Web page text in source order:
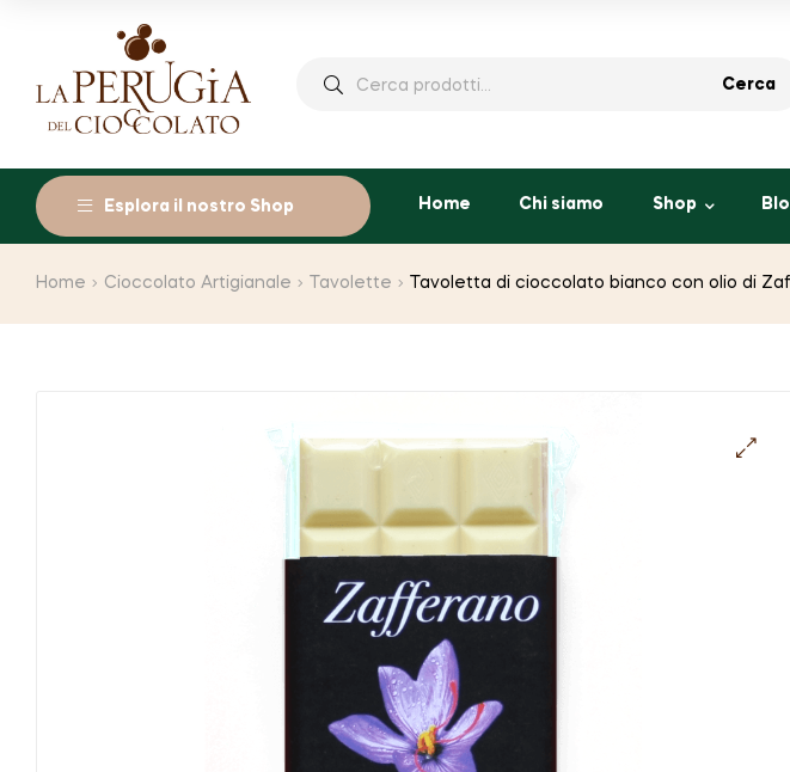
Cerca
Esplora il nostro Shop Home Chi siamo Shop
Home Cioccolato Artigianale Tavolette Tavoletta di cioccolato bianco con olio di